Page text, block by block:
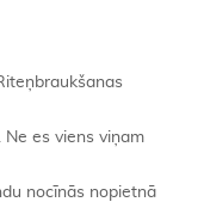
Ne es viens viņam
nocīnās nopietnā